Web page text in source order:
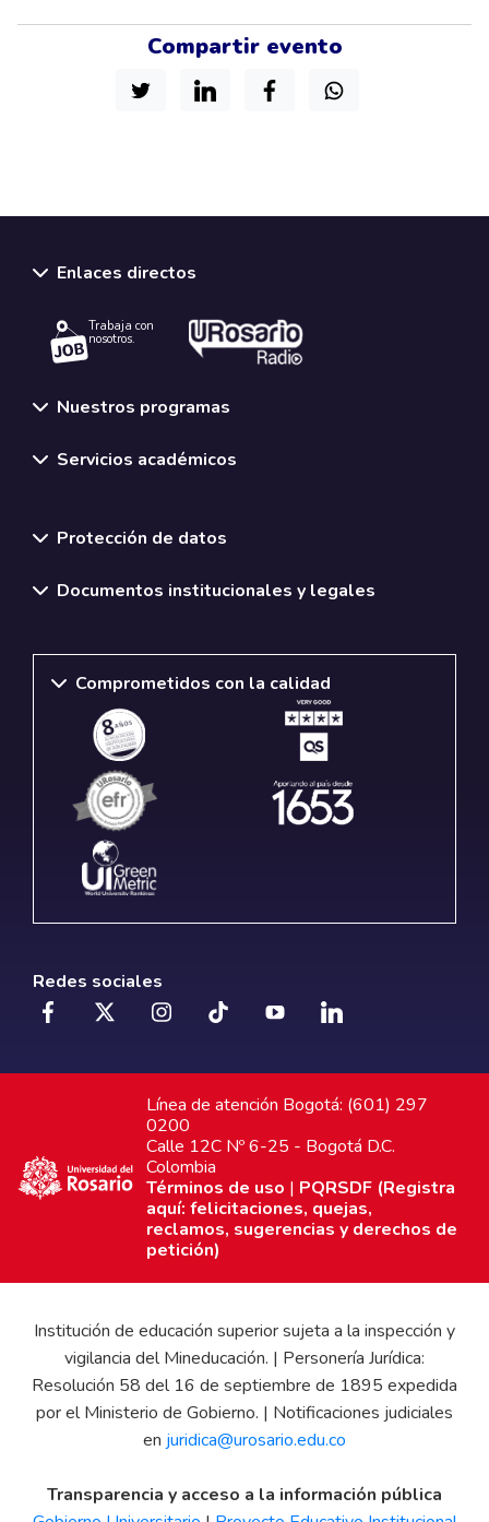
Compartir evento
Enlaces directos
Trabaja con
nosotros.
Nuestros programas
Servicios académicos
Protección de datos
Documentos institucionales y legales
Comprometidos con la calidad
Redes sociales
Línea de atención Bogotá: (601) 297
0200
Calle 12C Nº 6-25 - Bogotá D.C.
Colombia
Términos de uso | PQRSDF (Registra
aquí: felicitaciones, quejas,
reclamos, sugerencias y derechos de
petición)
Institución de educación superior sujeta a la inspección y
vigilancia del Mineducación. | Personería Jurídica:
Resolución 58 del 16 de septiembre de 1895 expedida
por el Ministerio de Gobierno. | Notificaciones judiciales
en juridica@urosario.edu.co
Transparencia y acceso a la información pública